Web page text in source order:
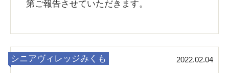
第ご報告させていただきます。
シニアヴィレッジみくも 2022.02.04